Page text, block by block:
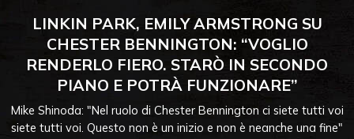
LINKIN PARK, EMILY ARMSTRONG SU
CHESTER BENNINGTON: “VOGLIO
RENDERLO FIERO. STARÒ IN SECONDO
PIANO E POTRÀ FUNZIONARE”
Mike Shinoda: "Nel ruolo di Chester Bennington ci siete tutti voi
siete tutti voi. Questo non è un inizio e non è neanche una fine"